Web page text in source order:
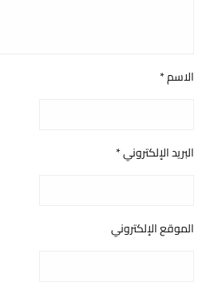
الاسم*
البريد الإلكتروني*
الموقع الإلكتروني